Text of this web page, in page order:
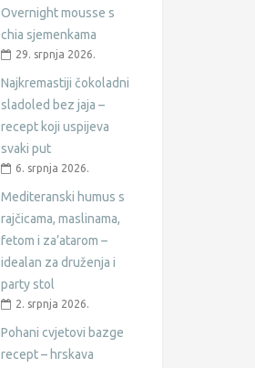
Overnight mousse s
chia sjemenkama
29. srpnja 2026.
Najkremastiji čokoladni
sladoled bez jaja –
recept koji uspijeva
svaki put
6. srpnja 2026.
Mediteranski humus s
rajčicama, maslinama,
fetom i za’atarom –
idealan za druženja i
party stol
2. srpnja 2026.
Pohani cvjetovi bazge
recept – hrskava